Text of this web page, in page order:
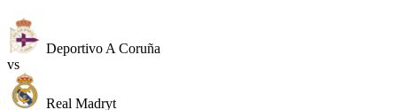
Deportivo A Coruña
vs
Real Madryt